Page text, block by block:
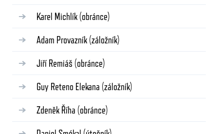
Karel Michlík (obránce)
Adam Provazník (záložník)
Jiří Remiáš (obránce)
Guy Reteno Elekana (záložník)
Zdeněk Říha (obránce)